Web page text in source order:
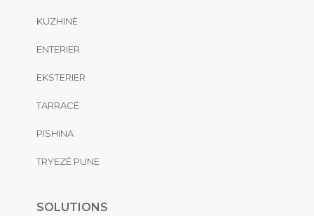
KUZHINË
ENTERIER
EKSTERIER
TARRACË
PISHINA
TRYEZË PUNE
SOLUTIONS